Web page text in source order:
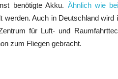
benötigte Akku. Ähnlich wie
Auch in Deutschland
für Luft- und
zum Fliegen gebracht.